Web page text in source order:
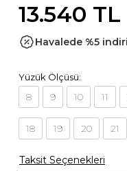
13.540 TL
Havalede %5
Yüzük Ölçüsü:
8 9 10 11
18 19 20 21
Taksit Seçenekleri